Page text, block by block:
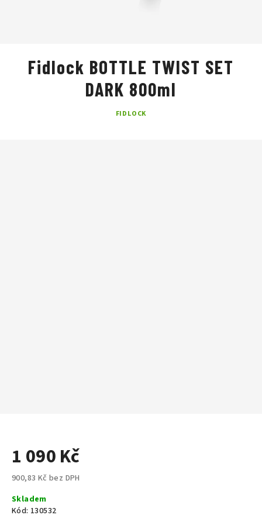
1 090 Kč
900,83 Kč bez DPH
cena:
Skladem
Kód: 130532
Fidlock BOTTLE TWIST SET
DARK 800ml
FIDLOCK